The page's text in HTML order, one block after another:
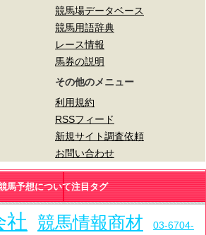
競馬場データベース
競馬用語辞典
レース情報
馬券の説明
その他のメニュー
利用規約
RSSフィード
新規サイト調査依頼
お問い合わせ
馬予想について注目タグ
社 競馬情報商材 03-6704-